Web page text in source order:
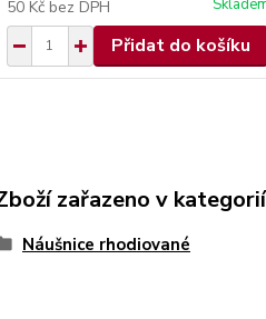
50 Kč bez DPH
Přidat do košíku
zařazeno v
Náušnice rhodiované